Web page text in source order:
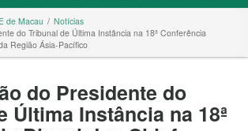
de Macau
Notícias
do Tribunal de Última Instância na 18ª Conferência
Região Ásia-Pacífico
do Presidente do
Última Instância na 18ª